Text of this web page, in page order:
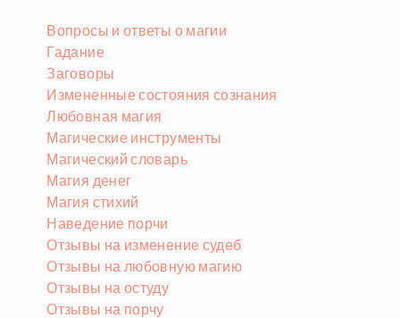
Вопросы и ответы о магии
Гадание
Заговоры
Измененные состояния сознания
Любовная магия
Магические инструменты
Магический словарь
Магия денег
Магия стихий
Наведение порчи
Отзывы на изменение судеб
Отзывы на любовную магию
Отзывы на остуду
Отзывы на порчу